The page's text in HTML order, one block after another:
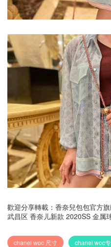
歡迎分享轉載： 香奈兒包包官方
武昌区 香奈儿新款 2020SS 金属
chanel woc 尺寸 chanel woc